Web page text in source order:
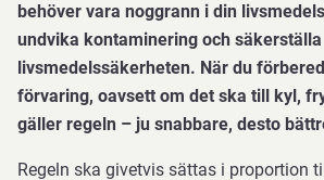
behöver vara noggrann i din
undvika kontaminering och säkerställa
livsmedelssäkerheten. När du
förvaring, oavsett om det ska till kyl,
gäller regeln – ju snabbare, desto
Regeln ska givetvis sättas i proportion